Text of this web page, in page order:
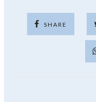
SHARE